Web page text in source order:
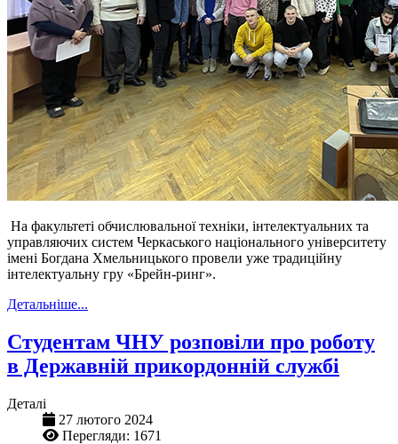
На факультеті обчислювальної техніки, інтелектуальних та
управляючих систем Черкаського національного університету
імені Богдана Хмельницького провели уже традиційну
інтелектуальну гру «Брейн-ринг».
Детальніше...
Студентам ЧНУ розповіли про роботу
в Державній прикордонній службі
Деталі
27 лютого 2024
Перегляди: 1671